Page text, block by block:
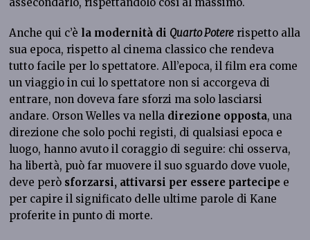
Anche qui c’è la modernità di Quarto Potere rispetto alla
sua epoca, rispetto al cinema classico che rendeva
tutto facile per lo spettatore. All’epoca, il film era come
un viaggio in cui lo spettatore non si accorgeva di
entrare, non doveva fare sforzi ma solo lasciarsi
andare. Orson Welles va nella direzione opposta, una
direzione che solo pochi registi, di qualsiasi epoca e
luogo, hanno avuto il coraggio di seguire: chi osserva,
ha libertà, può far muovere il suo sguardo dove vuole,
deve però sforzarsi, attivarsi per essere partecipe e
per capire il significato delle ultime parole di Kane
proferite in punto di morte.